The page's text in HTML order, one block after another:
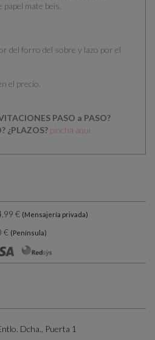
mate beis.
del forro del sobre y lazo por el
el precio.
PASO a PASO?
¿PLAZOS? pincha aqui
€ (Mensajería privada)
€ (Península)
Dcha., Puerta 1